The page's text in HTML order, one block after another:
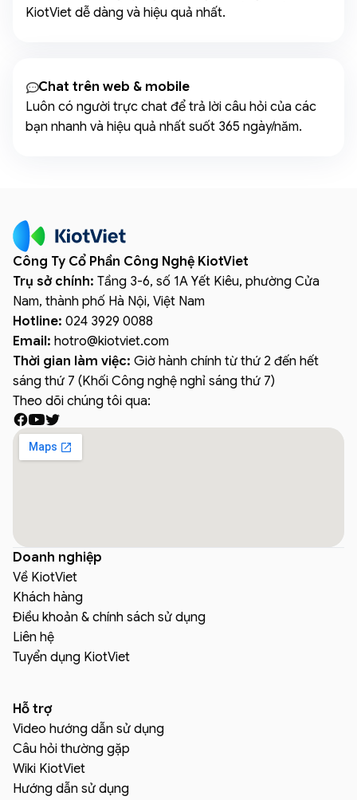
KiotViet dễ dàng và hiệu quả nhất.
Chat trên web & mobile
Luôn có người trực chat để trả lời câu hỏi của các
bạn nhanh và hiệu quả nhất suốt 365 ngày/năm.
Công Ty Cổ Phần Công Nghệ KiotViet
Trụ sở chính: Tầng 3-6, số 1A Yết Kiêu, phường Cửa
Nam, thành phố Hà Nội, Việt Nam
Hotline: 024 3929 0088
Email: hotro@kiotviet.com
Thời gian làm việc: Giờ hành chính từ thứ 2 đến hết
sáng thứ 7 (Khối Công nghệ nghỉ sáng thứ 7)
Theo dõi chúng tôi qua:
Doanh nghiệp
Về KiotViet
Khách hàng
Điều khoản & chính sách sử dụng
Liên hệ
Tuyển dụng KiotViet
Hỗ trợ
Video hướng dẫn sử dụng
Câu hỏi thường gặp
Wiki KiotViet
Hướng dẫn sử dụng